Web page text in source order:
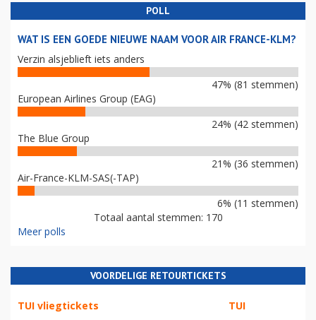
POLL
WAT IS EEN GOEDE NIEUWE NAAM VOOR AIR FRANCE-KLM?
Verzin alsjeblieft iets anders
47% (81 stemmen)
European Airlines Group (EAG)
24% (42 stemmen)
The Blue Group
21% (36 stemmen)
Air-France-KLM-SAS(-TAP)
6% (11 stemmen)
Totaal aantal stemmen: 170
Meer polls
VOORDELIGE RETOURTICKETS
TUI vliegtickets TUI